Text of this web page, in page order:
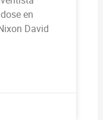
en
David